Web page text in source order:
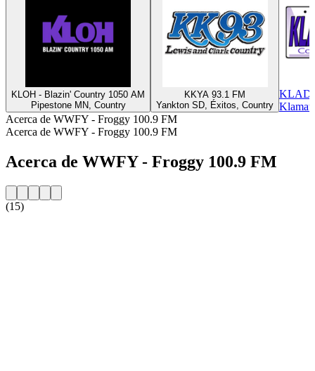
KLOH - Blazin' Country 1050 AM
Pipestone MN, Country
KKYA 93.1 FM
Yankton SD, Éxitos, Country
KLAD-
Acerca de WWFY - Froggy 100.9 FM
Acerca de WWFY - Froggy 100.9 FM
Acerca de WWFY - Froggy 100.9 FM
(15)